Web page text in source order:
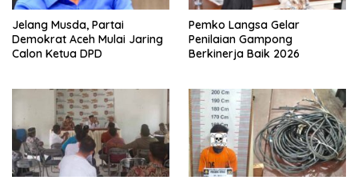
Jelang Musda, Partai
Demokrat Aceh Mulai Jaring
Calon Ketua DPD
Pemko Langsa Gelar
Penilaian Gampong
Berkinerja Baik 2026